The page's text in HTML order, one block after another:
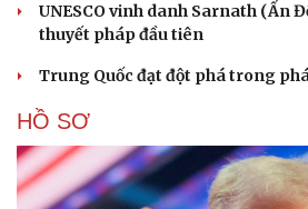
UNESCO vinh danh Sarnath (Ấn
thuyết pháp đầu tiên
Trung Quốc đạt đột phá trong
HỒ SƠ